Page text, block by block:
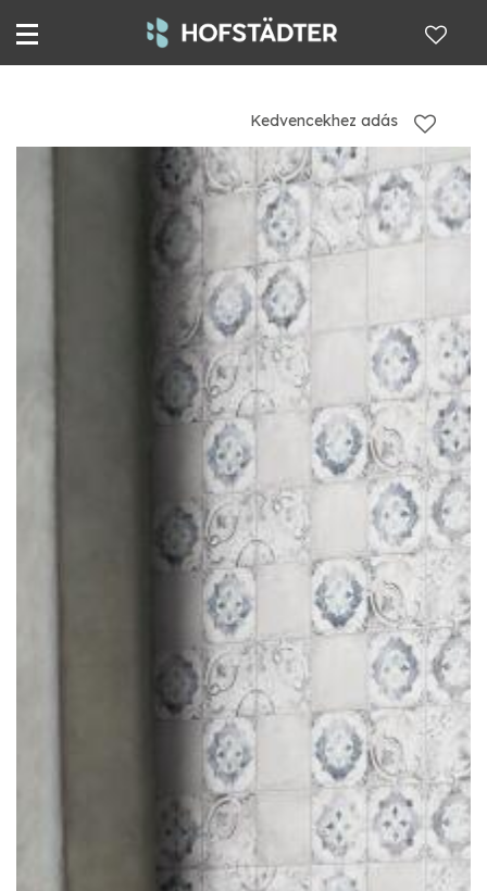
Kedvencekhez adás